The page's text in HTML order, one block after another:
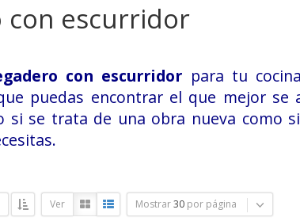
con escurridor
con escurridor para tu
puedas encontrar el que mejor se
si se trata de una obra nueva como
Ver Mostrar 30 por página